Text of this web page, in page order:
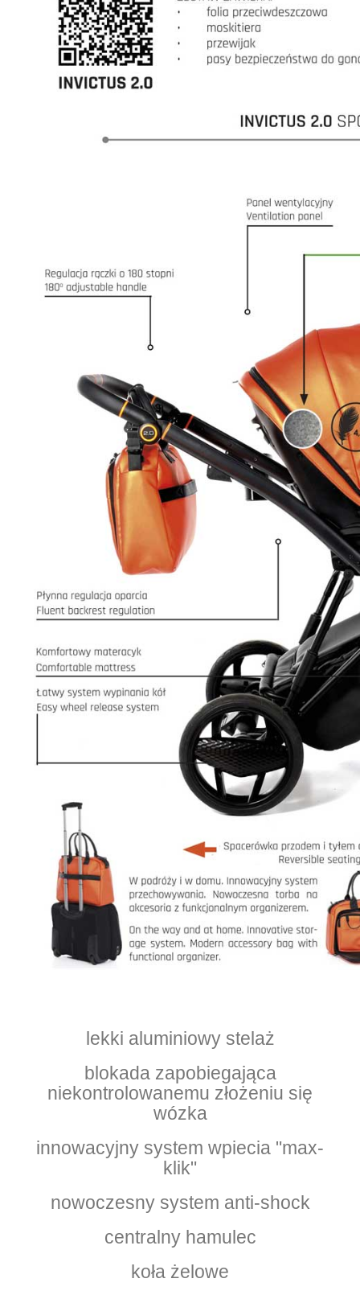
lekki aluminiowy stelaż
blokada zapobiegająca
niekontrolowanemu złożeniu się
wózka
innowacyjny system wpiecia "max-
klik"
nowoczesny system anti-shock
centralny hamulec
koła żelowe